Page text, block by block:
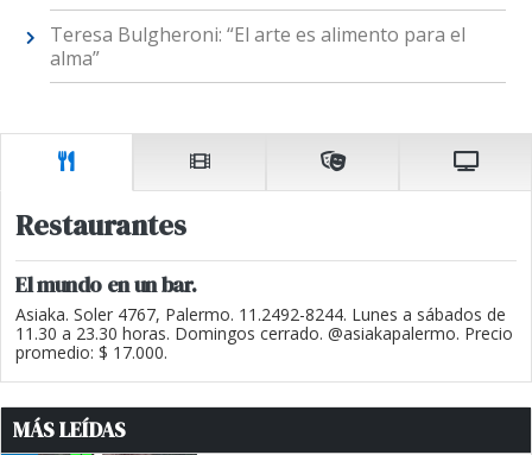
Teresa Bulgheroni: “El arte es alimento para el
alma”
Restaurantes
El mundo en un bar.
Asiaka. Soler 4767, Palermo. 11.2492-8244. Lunes a sábados de
11.30 a 23.30 horas. Domingos cerrado. @asiakapalermo. Precio
promedio: $ 17.000.
MÁS LEÍDAS